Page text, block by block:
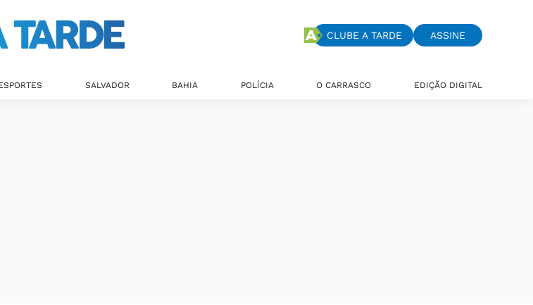
CLUBE A TARDE ASSINE
SALVADOR BAHIA POLÍCIA O CARRASCO EDIÇÃO DIGITAL